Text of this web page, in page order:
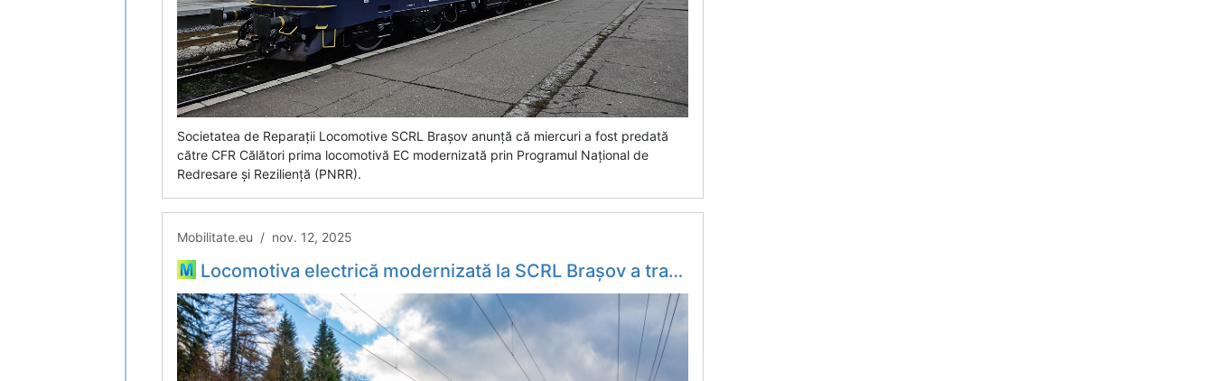
Societatea de Reparații Locomotive SCRL Brașov anunță că miercuri a fost predată
către CFR Călători prima locomotivă EC modernizată prin Programul Național de
Redresare și Reziliență (PNRR).
Mobilitate.eu / nov. 12, 2025
Locomotiva electrică modernizată la SCRL Brașov a traversat pentru prima dată Carpații cu trenuri cu călători. Urmeaza alte 4 pana la finalul anului - Mobilitate.eu